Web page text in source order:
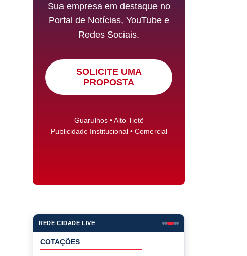
Sua empresa em destaque no
Portal de Notícias, YouTube e
Redes Sociais.
SOLICITE UMA
PROPOSTA
Guarulhos • Alto Tietê
Publicidade Institucional • Comercial
REDE CIDADE LIVE
COTAÇÕES